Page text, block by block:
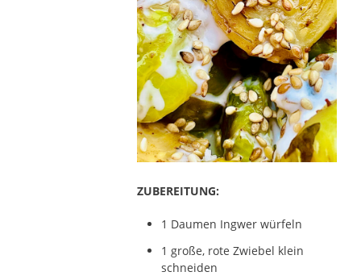
ZUBEREITUNG:
1 Daumen Ingwer würfeln
1 große, rote Zwiebel klein
schneiden